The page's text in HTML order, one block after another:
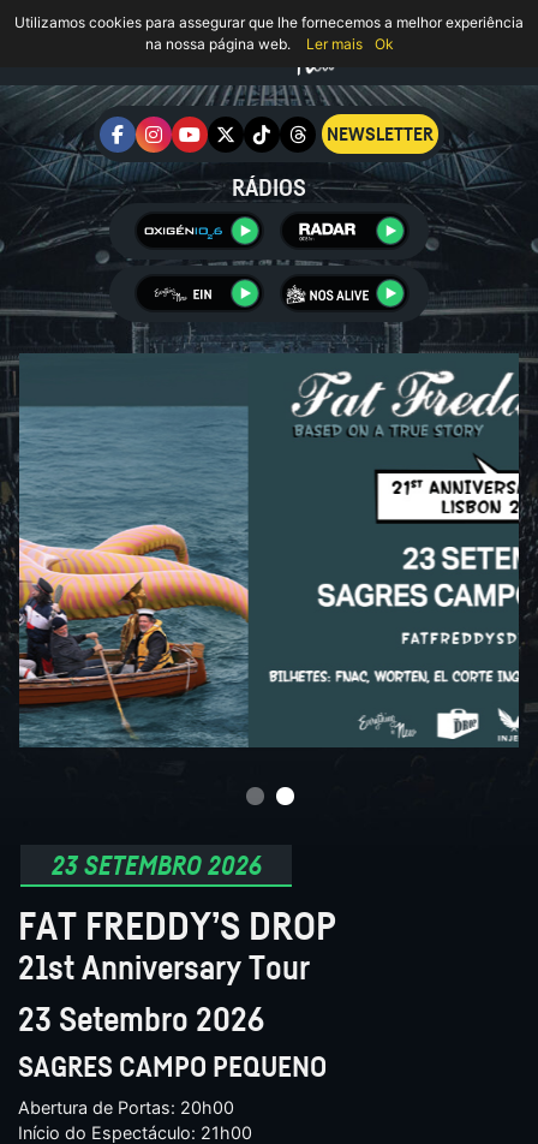
NEWSLETTER
RÁDIOS
23 SETEMBRO 2026
FAT FREDDY’S DROP
21st Anniversary Tour
23 Setembro 2026
SAGRES CAMPO PEQUENO
Abertura de Portas: 20h00
Início do Espectáculo: 21h00
Utilizamos cookies para assegurar que lhe fornecemos a melhor experiência
na nossa página web.
Ler mais Ok